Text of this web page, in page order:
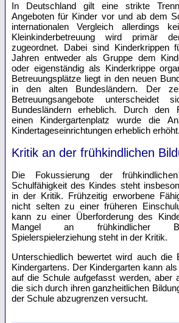
In Deutschland gilt eine strikte
Angeboten für Kinder vor und ab dem
internationalen Vergleich allerdings
Kleinkinderbetreuung wird primär
zugeordnet. Dabei sind Kinderkrippen
Jahren entweder als Gruppe dem
oder eigenständig als Kinderkrippe
Betreuungsplätze liegt in den neuen
in den alten Bundesländern. Der
Betreuungsangebote unterscheidet
Bundesländern erheblich. Durch den
einen Kindergartenplatz wurde die
Kindertageseinrichtungen erheblich erhöht.
Kritik an der frühkindlichen
Die Fokussierung der
Schulfähigkeit des Kindes steht
in der Kritik. Frühzeitig erworbene
nicht selten zu einer früheren
kann zu einer Überforderung des
Mangel an frühkindlicher
Spielerspielerziehung steht in der Kritik.
Unterschiedlich bewertet wird auch die
Kindergartens. Der Kindergarten kann
auf die Schule aufgefasst werden, aber
die sich durch ihren ganzheitlichen
der Schule abzugrenzen versucht.